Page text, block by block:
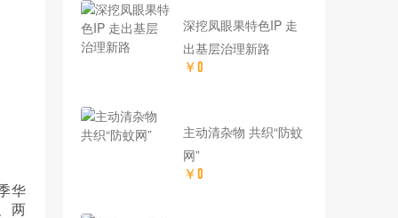
华
两
深挖凤眼果特色IP 走
出基层治理新路
￥0
主动清杂物 共织“防蚊
网”
￥0